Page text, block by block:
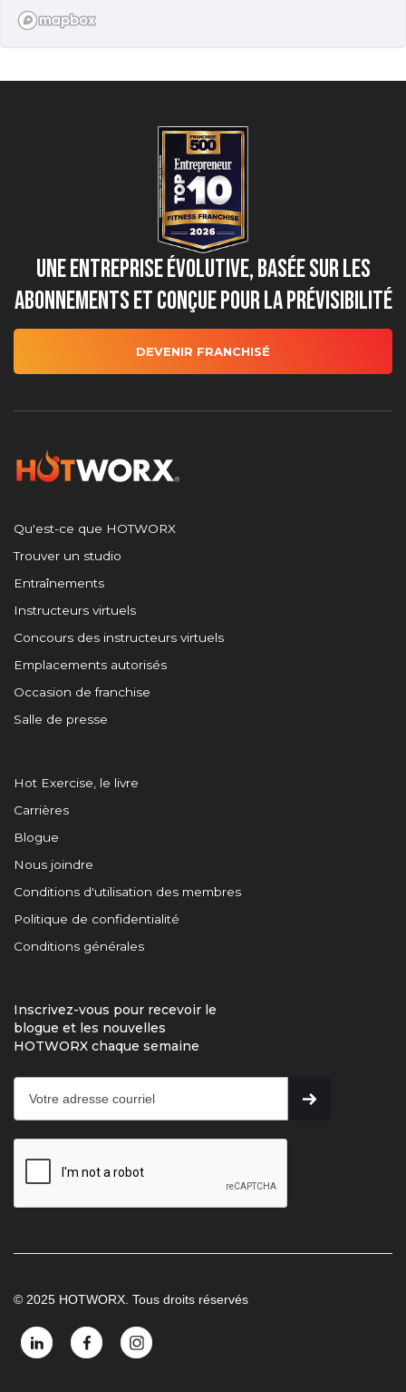
Une entreprise évolutive, basée sur les
abonnements et conçue pour la prévisibilité
DEVENIR FRANCHISÉ
Qu'est-ce que HOTWORX
Trouver un studio
Entraînements
Instructeurs virtuels
Concours des instructeurs virtuels
Emplacements autorisés
Occasion de franchise
Salle de presse
Hot Exercise, le livre
Carrières
Blogue
Nous joindre
Conditions d'utilisation des membres
Politique de confidentialité
Conditions générales
Inscrivez-vous pour recevoir le
blogue et les nouvelles
HOTWORX chaque semaine
© 2025 HOTWORX. Tous droits réservés